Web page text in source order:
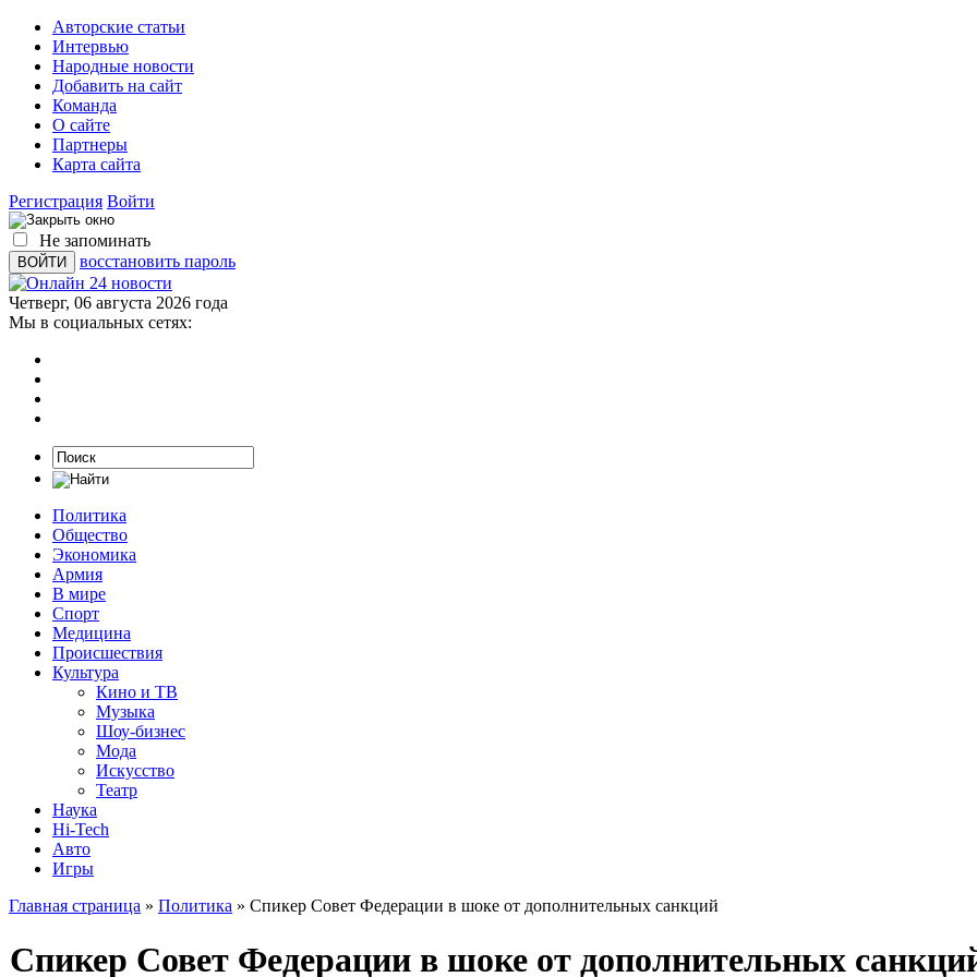
Авторские статьи
Интервью
Народные новости
Добавить на сайт
Команда
О сайте
Партнеры
Карта сайта
Регистрация Войти
Не запоминать
восстановить пароль
Четверг, 06 августа 2026 года
Мы в социальных сетях:
Политика
Общество
Экономика
Армия
В мире
Спорт
Медицина
Происшествия
Культура
Кино и ТВ
Музыка
Шоу-бизнес
Мода
Искусство
Театр
Наука
Hi-Tech
Авто
Игры
Главная страница » Политика » Спикер Совет Федерации в шоке от дополнительных санкций
Спикер Совет Федерации в шоке от дополнительных